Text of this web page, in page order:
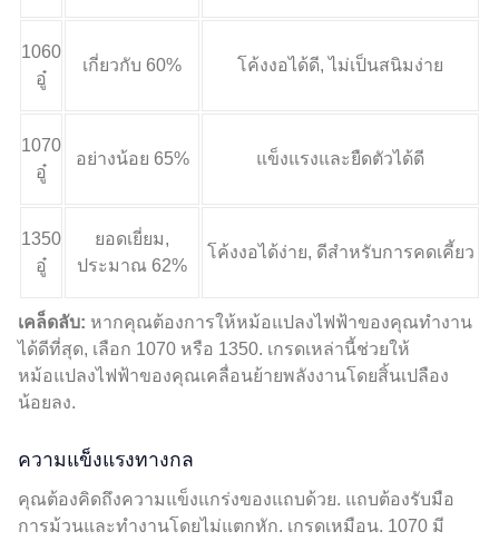
1060
อู๋
เกี่ยวกับ 60% โค้งงอได้ดี, ไม่เป็นสนิมง่าย
1070
อู๋
อย่างน้อย 65% แข็งแรงและยืดตัวได้ดี
1350
อู๋
ยอดเยี่ยม,
ประมาณ 62%
โค้งงอได้ง่าย, ดีสำหรับการคดเคี้ยว
เคล็ดลับ: หากคุณต้องการให้หม้อแปลงไฟฟ้าของคุณทำงาน
ได้ดีที่สุด, เลือก 1070 หรือ 1350. เกรดเหล่านี้ช่วยให้
หม้อแปลงไฟฟ้าของคุณเคลื่อนย้ายพลังงานโดยสิ้นเปลือง
น้อยลง.
ความแข็งแรงทางกล
คุณต้องคิดถึงความแข็งแกร่งของแถบด้วย. แถบต้องรับมือ
การม้วนและทำงานโดยไม่แตกหัก. เกรดเหมือน. 1070 มี